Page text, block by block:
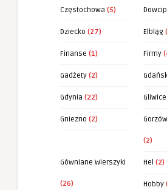
Częstochowa (5)
Dziecko (27) Elbląg
Finanse (1) Firmy
Gadżety (2)
Gdynia (22) Gliwice
Gniezno (2)
(2)
Gówniane Wierszyki
(26)
Hel (2)
Hobby